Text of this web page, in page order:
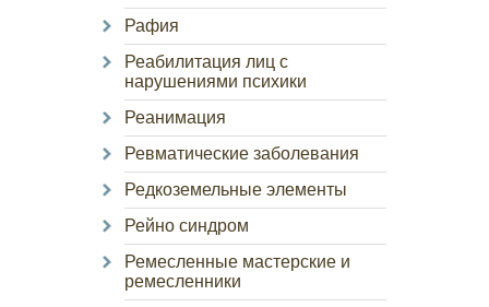
Рафия
Реабилитация лиц с
нарушениями психики
Реанимация
Ревматические заболевания
Редкоземельные элементы
Рейно синдром
Ремесленные мастерские и
ремесленники